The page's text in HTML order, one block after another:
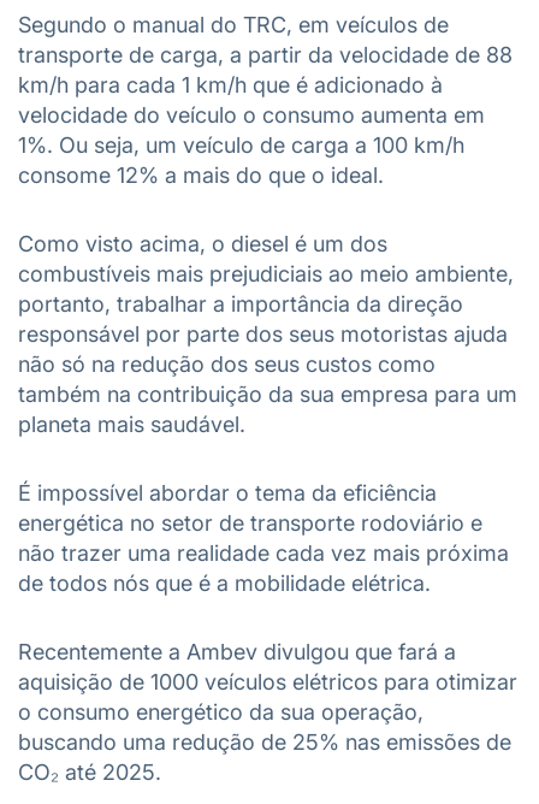
Segundo o manual do TRC, em veículos de
transporte de carga, a partir da velocidade de 88
km/h para cada 1 km/h que é adicionado à
velocidade do veículo o consumo aumenta em
1%. Ou seja, um veículo de carga a 100 km/h
consome 12% a mais do que o ideal.
Como visto acima, o diesel é um dos
combustíveis mais prejudiciais ao meio ambiente,
portanto, trabalhar a importância da direção
responsável por parte dos seus motoristas ajuda
não só na redução dos seus custos como
também na contribuição da sua empresa para um
planeta mais saudável.
É impossível abordar o tema da eficiência
energética no setor de transporte rodoviário e
não trazer uma realidade cada vez mais próxima
de todos nós que é a mobilidade elétrica.
Recentemente a Ambev divulgou que fará a
aquisição de 1000 veículos elétricos para otimizar
o consumo energético da sua operação,
buscando uma redução de 25% nas emissões de
CO₂ até 2025.